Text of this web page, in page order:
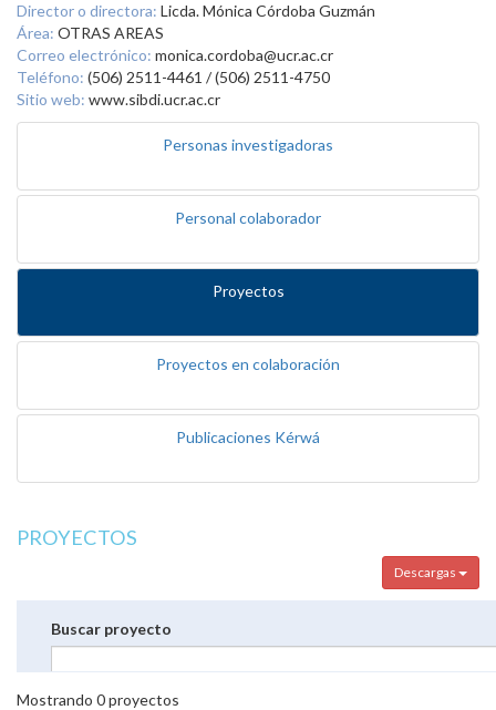
Director o directora: Licda. Mónica Córdoba Guzmán
Área: OTRAS AREAS
Correo electrónico: monica.cordoba@ucr.ac.cr
Teléfono: (506) 2511-4461 / (506) 2511-4750
Sitio web: www.sibdi.ucr.ac.cr
Personas investigadoras
Personal colaborador
Proyectos
Proyectos en colaboración
Publicaciones Kérwá
PROYECTOS
Descargas
Buscar proyecto
Mostrando 0proyectos